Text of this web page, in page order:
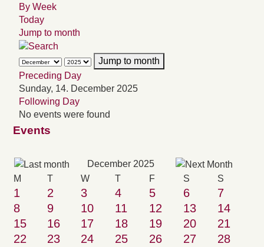
By Week
Today
Jump to month
Jump to month
Preceding Day
Sunday, 14. December 2025
Following Day
No events were found
Events
December 2025
M T W T F S S
1 2 3 4 5 6
7
8
9 10 11 12 13
14
15
16 17 18 19 20
21
22
23 24 25 26 27
28